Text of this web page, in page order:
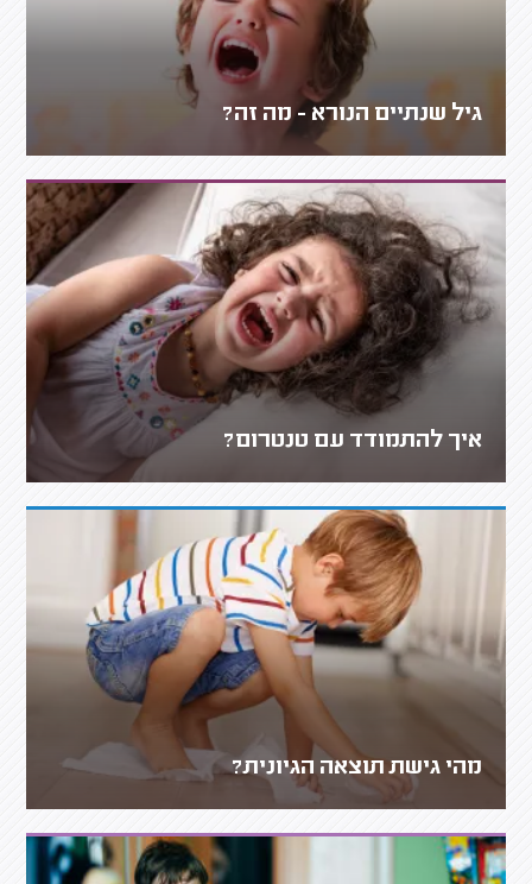
גיל שנתיים הנורא - מה זה?
איך להתמודד עם טנטרום?
מהי גישת תוצאה הגיונית?